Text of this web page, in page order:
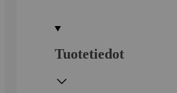
Tuotetiedot